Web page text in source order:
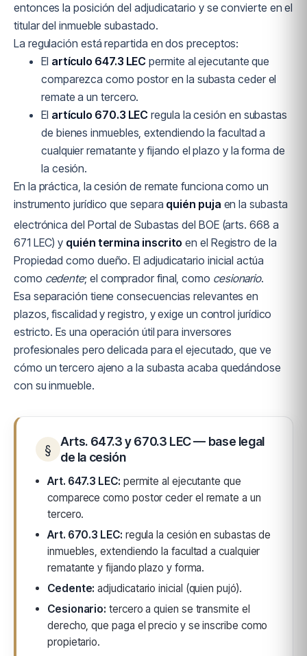
entonces la posición del adjudicatario y se convierte en el
titular del inmueble subastado.
La regulación está repartida en dos preceptos:
El artículo 647.3 LEC permite al ejecutante que
comparezca como postor en la subasta ceder el
remate a un tercero.
El artículo 670.3 LEC regula la cesión en subastas
de bienes inmuebles, extendiendo la facultad a
cualquier rematante y fijando el plazo y la forma de
la cesión.
En la práctica, la cesión de remate funciona como un
instrumento jurídico que separa quién puja en la subasta
electrónica del Portal de Subastas del BOE (arts. 668 a
671 LEC) y quién termina inscrito en el Registro de la
Propiedad como dueño. El adjudicatario inicial actúa
como cedente; el comprador final, como cesionario.
Esa separación tiene consecuencias relevantes en
plazos, fiscalidad y registro, y exige un control jurídico
estricto. Es una operación útil para inversores
profesionales pero delicada para el ejecutado, que ve
cómo un tercero ajeno a la subasta acaba quedándose
con su inmueble.
§
Arts. 647.3 y 670.3 LEC — base legal
de la cesión
Art. 647.3 LEC: permite al ejecutante que
comparece como postor ceder el remate a un
tercero.
Art. 670.3 LEC: regula la cesión en subastas de
inmuebles, extendiendo la facultad a cualquier
rematante y fijando plazo y forma.
Cedente: adjudicatario inicial (quien pujó).
Cesionario: tercero a quien se transmite el
derecho, que paga el precio y se inscribe como
propietario.